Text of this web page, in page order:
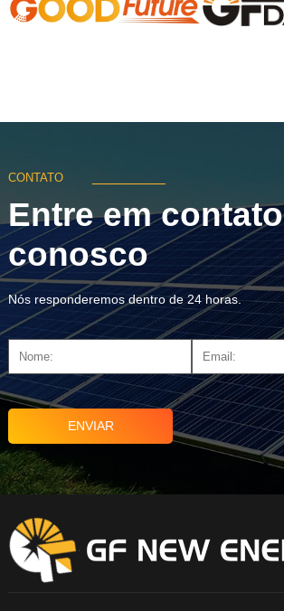
CONTATO
Entre em contato
conosco
Nós responderemos dentro de 24 horas.
ENVIAR